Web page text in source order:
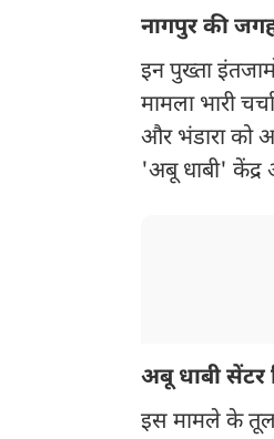
नागपुर की
इन पुख्ता
मामला भारी
और भंडारा को
'अबू धाबी' केंद्र
अबू धाबी सेंटर
इस मामले के तूल